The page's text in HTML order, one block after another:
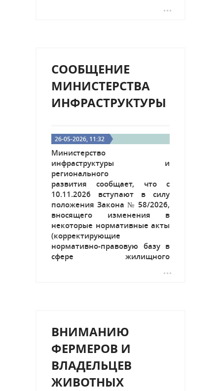
СООБЩЕНИЕ
МИНИСТЕРСТВА
ИНФРАСТРУКТУРЫ
26-05-2026, 11:32
Министерство
инфраструктуры и
регионального
развития сообщает, что с
10.11.2026 вступают в силу
положения Закона № 58/2026,
вносящего изменения в
некоторые нормативные акты
(корректирующие
нормативно-правовую базу в
сфере жилищного
опубликованного в
строительстве, в том числе
путем дополнения его ст. 55,...
ВНИМАНИЮ
ФЕРМЕРОВ И
ВЛАДЕЛЬЦЕВ
ЖИВОТНЫХ